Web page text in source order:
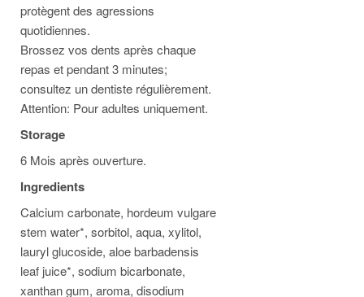
protègent des agressions
quotidiennes.
Brossez vos dents après chaque
repas et pendant 3 minutes;
consultez un dentiste régulièrement.
Attention: Pour adultes uniquement.
Storage
6 Mois après ouverture.
Ingredients
Calcium carbonate, hordeum vulgare
stem water*, sorbitol, aqua, xylitol,
lauryl glucoside, aloe barbadensis
leaf juice*, sodium bicarbonate,
xanthan gum, aroma, disodium